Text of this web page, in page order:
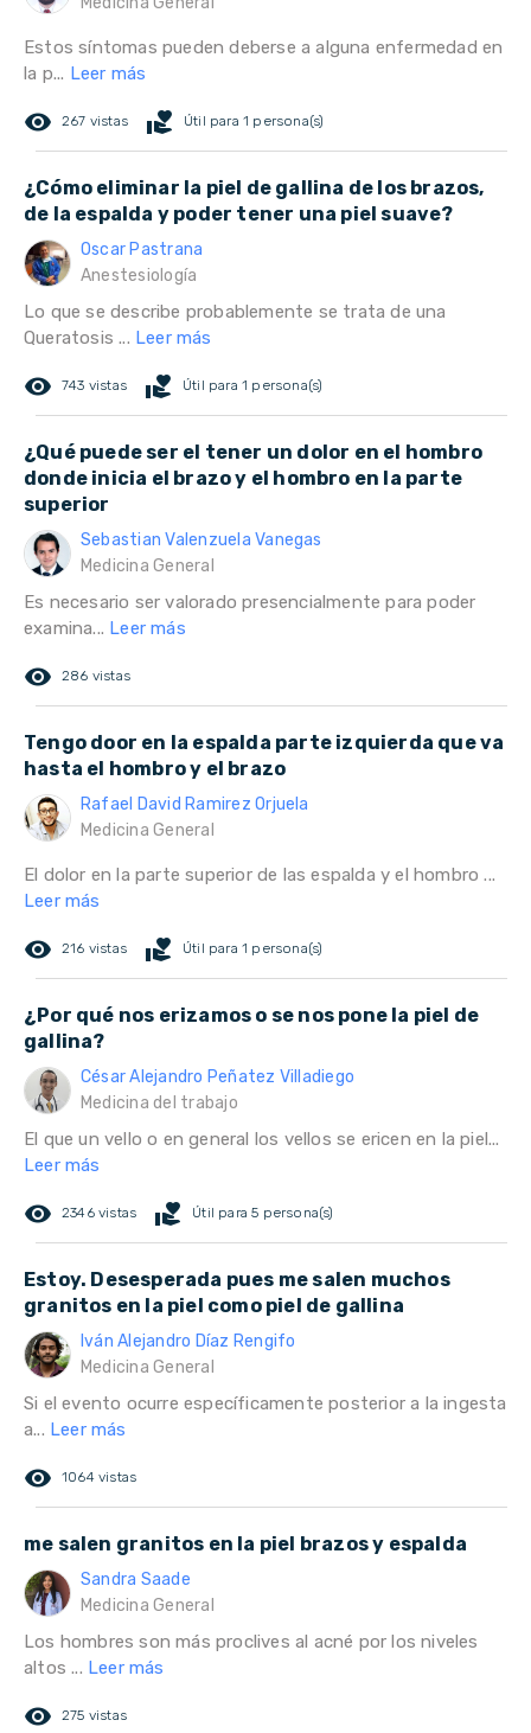
Estos síntomas pueden deberse a alguna enfermedad en
la p... Leer más
remove_red_eye 267 vistas volunteer_activism Útil para 1 persona(s)
¿Cómo eliminar la piel de gallina de los brazos,
de la espalda y poder tener una piel suave?
Oscar Pastrana
Anestesiología
Lo que se describe probablemente se trata de una
Queratosis ... Leer más
remove_red_eye 743 vistas volunteer_activism Útil para 1 persona(s)
¿Qué puede ser el tener un dolor en el hombro
donde inicia el brazo y el hombro en la parte
superior
Sebastian Valenzuela Vanegas
Medicina General
Es necesario ser valorado presencialmente para poder
examina... Leer más
remove_red_eye 286 vistas
Tengo door en la espalda parte izquierda que va
hasta el hombro y el brazo
Rafael David Ramirez Orjuela
Medicina General
El dolor en la parte superior de las espalda y el hombro ...
Leer más
remove_red_eye 216 vistas volunteer_activism Útil para 1 persona(s)
¿Por qué nos erizamos o se nos pone la piel de
gallina?
César Alejandro Peñatez Villadiego
Medicina del trabajo
El que un vello o en general los vellos se ericen en la piel...
Leer más
remove_red_eye 2346 vistas volunteer_activism Útil para 5 persona(s)
Estoy. Desesperada pues me salen muchos
granitos en la piel como piel de gallina
Iván Alejandro Díaz Rengifo
Medicina General
Si el evento ocurre específicamente posterior a la ingesta
a... Leer más
remove_red_eye 1064 vistas
me salen granitos en la piel brazos y espalda
Sandra Saade
Medicina General
Los hombres son más proclives al acné por los niveles
altos ... Leer más
remove_red_eye 275 vistas